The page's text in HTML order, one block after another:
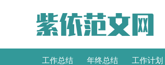
工作总结 年终总结 工作计划